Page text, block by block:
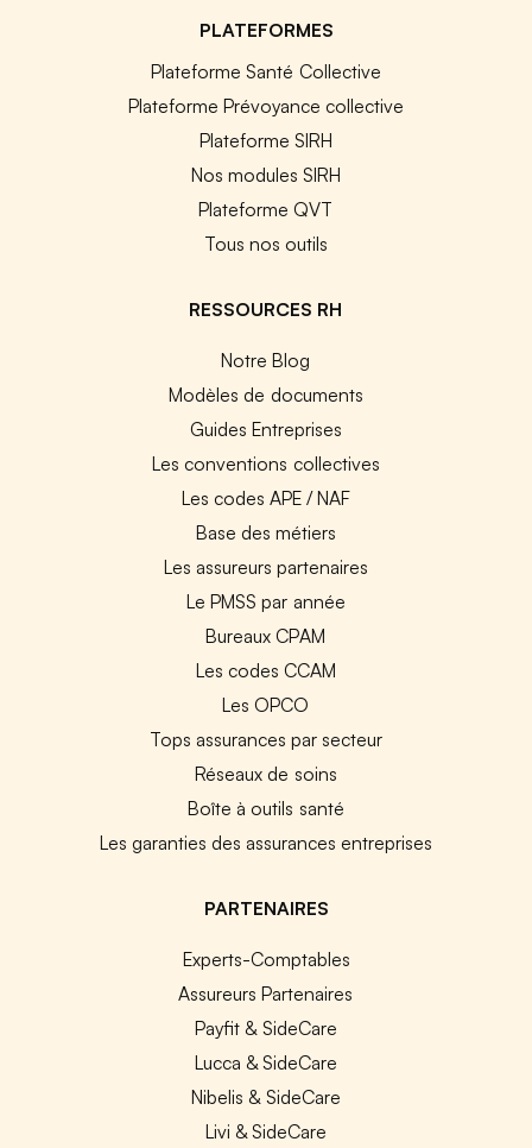
PLATEFORMES
Plateforme Santé Collective
Plateforme Prévoyance collective
Plateforme SIRH
Nos modules SIRH
Plateforme QVT
Tous nos outils
RESSOURCES RH
Notre Blog
Modèles de documents
Guides Entreprises
Les conventions collectives
Les codes APE / NAF
Base des métiers
Les assureurs partenaires
Le PMSS par année
Bureaux CPAM
Les codes CCAM
Les OPCO
Tops assurances par secteur
Réseaux de soins
Boîte à outils santé
Les garanties des assurances entreprises
PARTENAIRES
Experts-Comptables
Assureurs Partenaires
Payfit & SideCare
Lucca & SideCare
Nibelis & SideCare
Livi & SideCare